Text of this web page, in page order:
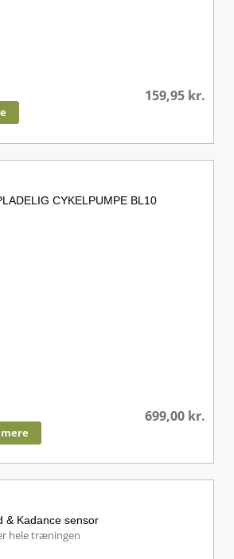
159,95 kr.
CYKELPUMPE BL10
699,00 kr.
& Kadance sensor
hele træningen